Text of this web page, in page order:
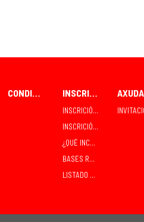
CONDICIÓNS PARA PARTICIPANTES INSCRICIÓNS
INSCRICIÓN / RECOLLIDA INDIVIDUAL
INSCRICIÓN / RECOLLIDA EN GRUPO - CLUBES
¿QUÉ INCLÚE A INSCRICIÓN?
BASES RELEVOS MIXTOS SÁBADO
LISTADO DE INSCRITOS